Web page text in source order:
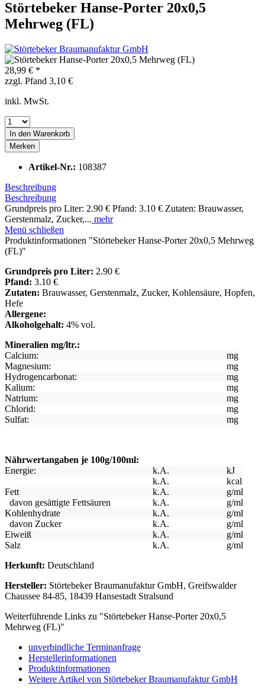
Störtebeker Hanse-Porter 20x0,5
Mehrweg (FL)
28,99 € *
zzgl. Pfand 3,10 €
inkl. MwSt.
In den Warenkorb
Merken
Artikel-Nr.: 108387
Beschreibung
Beschreibung
Grundpreis pro Liter: 2.90 € Pfand: 3.10 € Zutaten: Brauwasser,
Gerstenmalz, Zucker,... mehr
Menü schließen
Produktinformationen "Störtebeker Hanse-Porter 20x0,5 Mehrweg
(FL)"
Grundpreis pro Liter: 2.90 €
Pfand: 3.10 €
Zutaten: Brauwasser, Gerstenmalz, Zucker, Kohlensäure, Hopfen,
Hefe
Allergene:
Alkoholgehalt: 4% vol.
Mineralien mg/ltr.:
Calcium:
mg
Magnesium:
mg
Hydrogencarbonat:
mg
Kalium:
mg
Natrium:
mg
Chlorid:
mg
Sulfat:
mg
Nährwertangaben je 100g/100ml:
Energie:
k.A.
kJ
k.A.
kcal
Fett
k.A.
g/ml
davon gesättigte Fettsäuren
k.A.
g/ml
Kohlenhydrate
k.A.
g/ml
davon Zucker
k.A.
g/ml
Eiweiß
k.A.
g/ml
Salz
k.A.
g/ml
Herkunft: Deutschland
Hersteller: Störtebeker Braumanufaktur GmbH, Greifswalder
Chaussee 84-85, 18439 Hansestadt Stralsund
Weiterführende Links zu "Störtebeker Hanse-Porter 20x0,5
Mehrweg (FL)"
unverbindliche Terminanfrage
Herstellerinformationen
Produktinformationen
Weitere Artikel von Störtebeker Braumanufaktur GmbH